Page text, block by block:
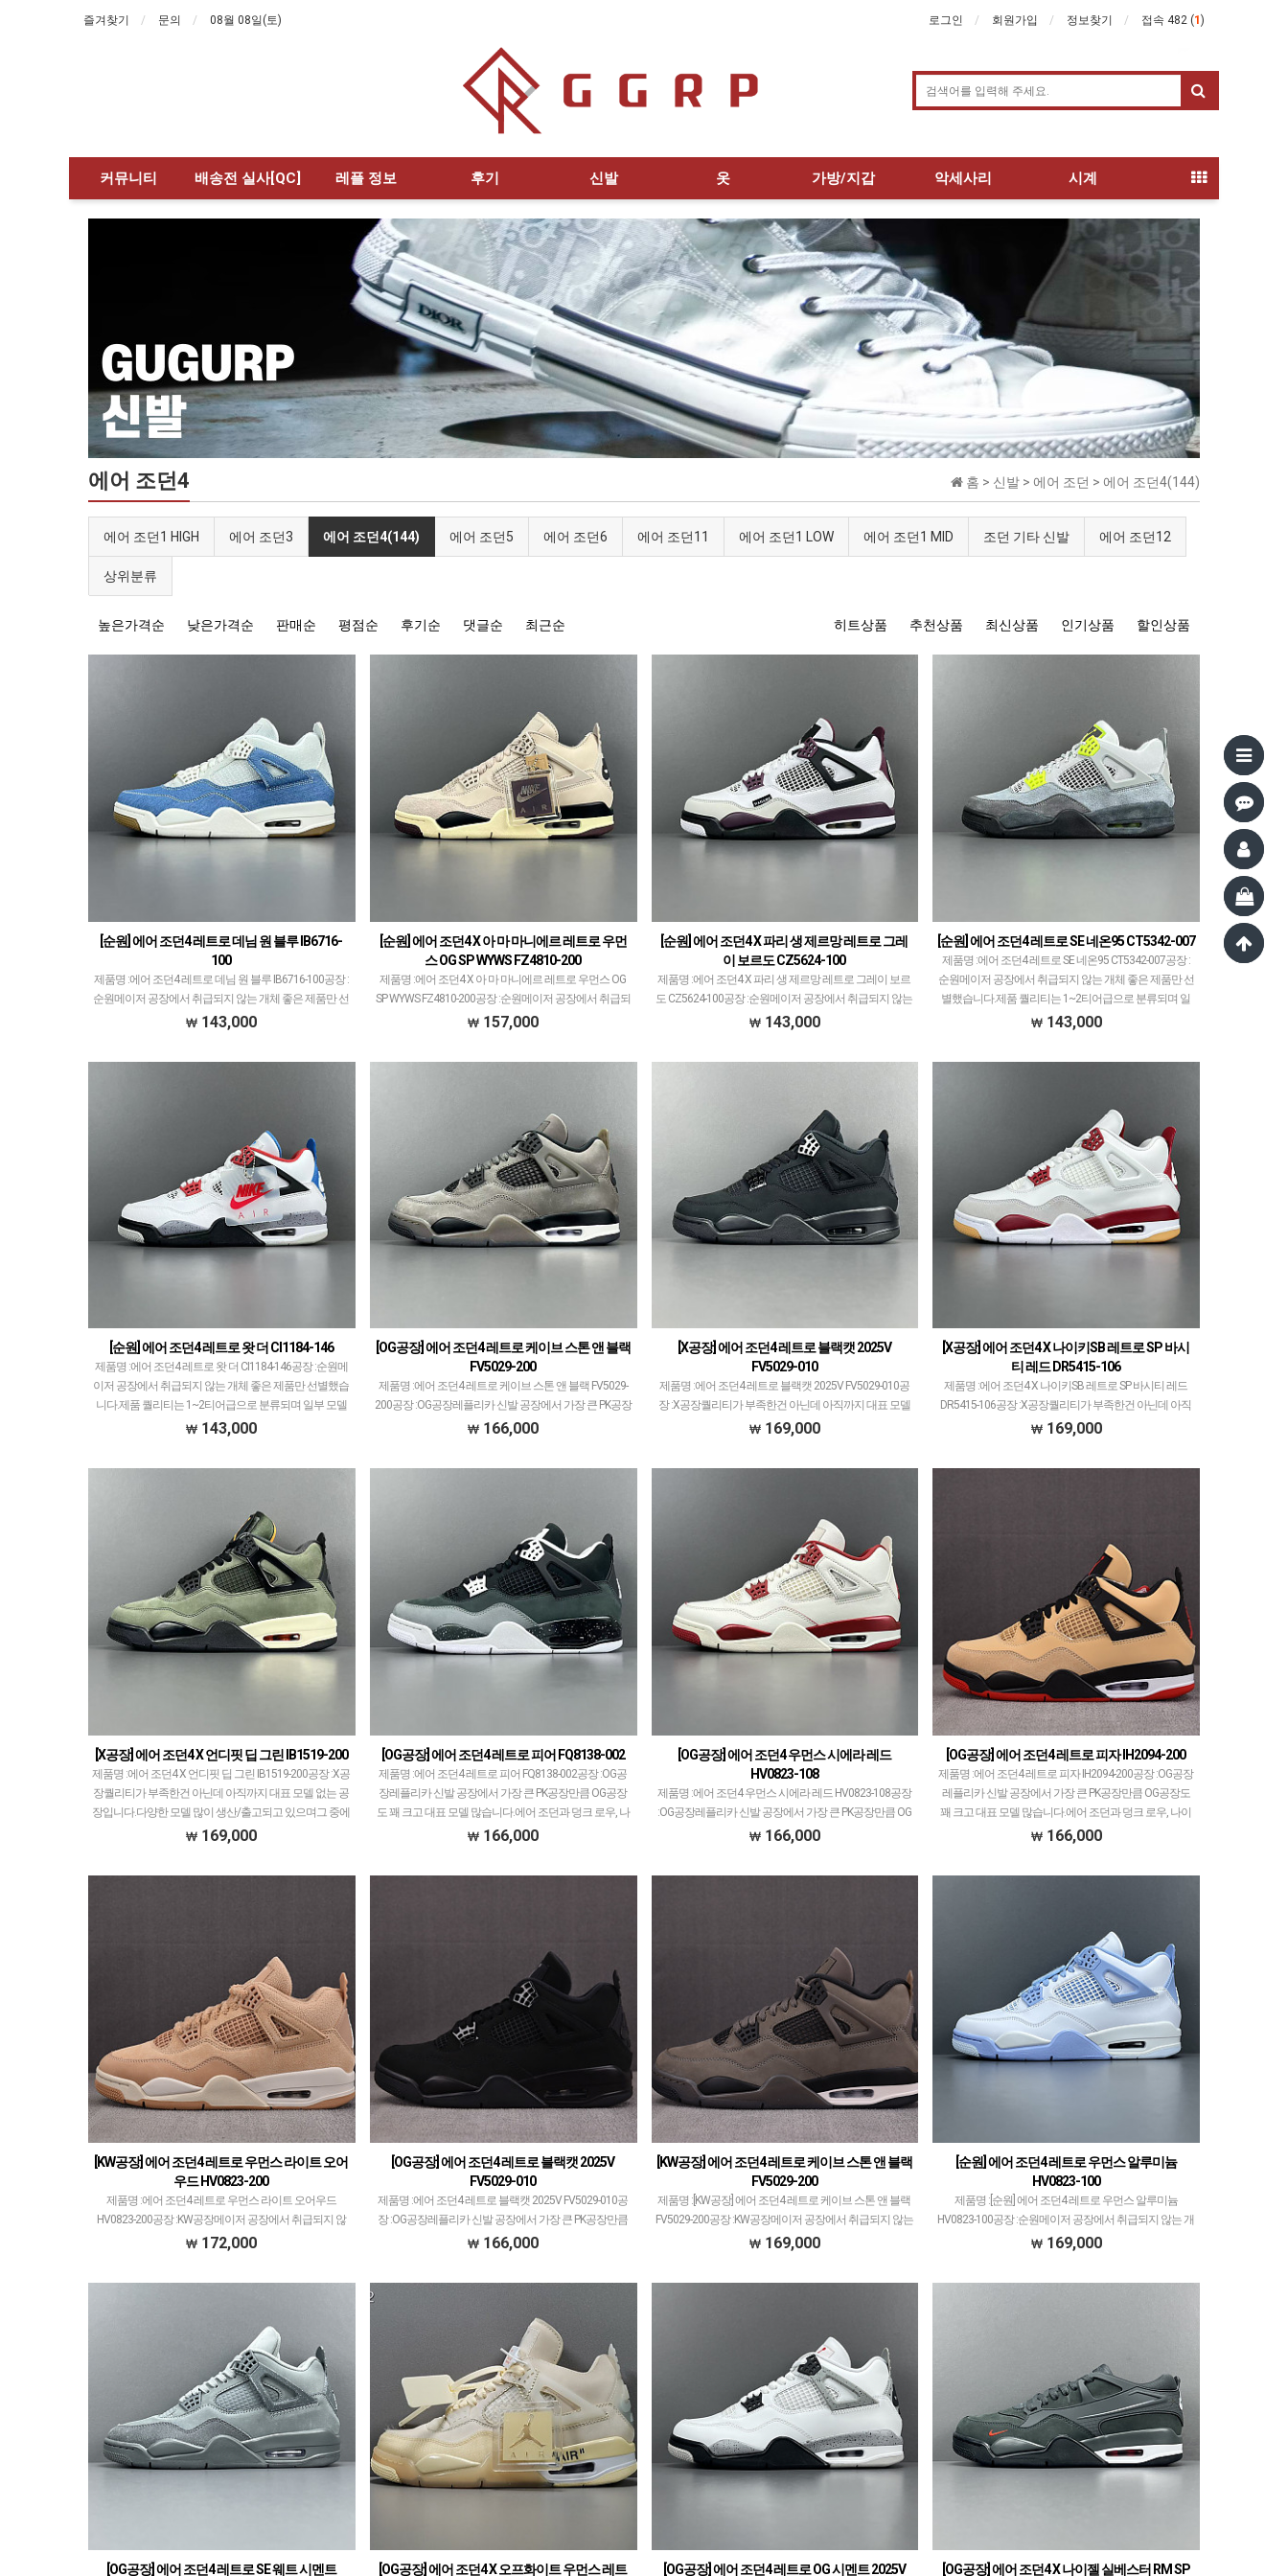
즐겨찾기 문의 08월 08일(토) 로그인 회원가입 정보찾기 접속 482 (1 )
커뮤니티 배송전 실사[QC] 레플 정보 후기 신발 옷 가방/지갑 악세사리 시계
홈 > 신발 > 에어 조던 > 에어 조던4(144)
에어 조던4
에어 조던1 HIGH 에어 조던3 에어 조던4(144) 에어 조던5 에어 조던6 에어 조던11 에어 조던1 LOW 에어 조던1 MID 조던 기타 신발 에어 조던12
상위분류
높은가격순 낮은가격순 판매순 평점순 후기순 댓글순 최근순 히트상품 추천상품 최신상품 인기상품 할인상품
[순원] 에어 조던4 레트로 데님 원 블루 IB6716-
100
제품명 :에어 조던4 레트로 데님 원 블루 IB6716-100공장 :
순원메이저 공장에서 취급되지 않는 개체 좋은 제품만 선
별했습니다.제품 퀄리티는 1~2티어급으로 분류되며 일
143,000
[순원] 에어 조던4 X 아 마 마니에르 레트로 우먼
스 OG SP WYWS FZ4810-200
제품명 :에어 조던4 X 아 마 마니에르 레트로 우먼스 OG
SP WYWS FZ4810-200공장 :순원메이저 공장에서 취급되
지 않는 개체 좋은 제품만 선별했습니다.제품 퀄리티는
157,000
[순원] 에어 조던4 X 파리 생 제르망 레트로 그레
이 보르도 CZ5624-100
제품명 :에어 조던4 X 파리 생 제르망 레트로 그레이 보르
도 CZ5624-100공장 :순원메이저 공장에서 취급되지 않는
개체 좋은 제품만 선별했습니다.제품 퀄리티는 1~2티어
143,000
[순원] 에어 조던4 레트로 SE 네온95 CT5342-007
제품명 :에어 조던4 레트로 SE 네온95 CT5342-007공장 :
순원메이저 공장에서 취급되지 않는 개체 좋은 제품만 선
별했습니다.제품 퀄리티는 1~2티어급으로 분류되며 일
부 모델은 메이저 공장보다 더 좋은 개체 …
143,000
[순원] 에어 조던4 레트로 왓 더 CI1184-146
제품명 :에어 조던4 레트로 왓 더 CI1184-146공장 :순원메
이저 공장에서 취급되지 않는 개체 좋은 제품만 선별했습
니다.제품 퀄리티는 1~2티어급으로 분류되며 일부 모델
은 메이저 공장보다 더 좋은 개체 출고될 …
143,000
[OG공장] 에어 조던4 레트로 케이브 스톤 앤 블랙
FV5029-200
제품명 :에어 조던4 레트로 케이브 스톤 앤 블랙 FV5029-
200공장 :OG공장레플리카 신발 공장에서 가장 큰 PK공장
만큼 OG공장도 꽤 크고 대표 모델 많습니다.에어 조던과
166,000
[X공장] 에어 조던4 레트로 블랙캣 2025V
FV5029-010
제품명 :에어 조던4 레트로 블랙캣 2025V FV5029-010공
장 :X공장퀄리티가 부족한건 아닌데 아직까지 대표 모델
없는 공장입니다.다양한 모델 많이 생산/출고되고 있으며
169,000
[X공장] 에어 조던4 X 나이키SB 레트로 SP 바시
티 레드 DR5415-106
제품명 :에어 조던4 X 나이키SB 레트로 SP 바시티 레드
DR5415-106공장 :X공장퀄리티가 부족한건 아닌데 아직
까지 대표 모델 없는 공장입니다.다양한 모델 많이 생산/
169,000
[X공장] 에어 조던4 X 언디핏 딥 그린 IB1519-200
제품명 :에어 조던4 X 언디핏 딥 그린 IB1519-200공장 :X공
장퀄리티가 부족한건 아닌데 아직까지 대표 모델 없는 공
장입니다.다양한 모델 많이 생산/출고되고 있으며그 중에
서 타 공장과 중복되는 모델은 제외했습…
169,000
[OG공장] 에어 조던4 레트로 피어 FQ8138-002
제품명 :에어 조던4 레트로 피어 FQ8138-002공장 :OG공
장레플리카 신발 공장에서 가장 큰 PK공장만큼 OG공장
도 꽤 크고 대표 모델 많습니다.에어 조던과 덩크 로우, 나
이키x오프화이트 콜라보 등등 고퀄리티로…
166,000
[OG공장] 에어 조던4 우먼스 시에라 레드
HV0823-108
제품명 :에어 조던4 우먼스 시에라 레드 HV0823-108공장
:OG공장레플리카 신발 공장에서 가장 큰 PK공장만큼 OG
공장도 꽤 크고 대표 모델 많습니다.에어 조던과 덩크 로
166,000
[OG공장] 에어 조던4 레트로 피자 IH2094-200
제품명 :에어 조던4 레트로 피자 IH2094-200공장 :OG공장
레플리카 신발 공장에서 가장 큰 PK공장만큼 OG공장도
꽤 크고 대표 모델 많습니다.에어 조던과 덩크 로우, 나이
키x오프화이트 콜라보 등등 고퀄리티로…
166,000
[KW공장] 에어 조던4 레트로 우먼스 라이트 오어
우드 HV0823-200
제품명 :에어 조던4 레트로 우먼스 라이트 오어우드
HV0823-200공장 :KW공장메이저 공장에서 취급되지 않
는 개체 좋은 제품만 선별했습니다.제품 퀄리티는 1~2티
172,000
[OG공장] 에어 조던4 레트로 블랙캣 2025V
FV5029-010
제품명 :에어 조던4 레트로 블랙캣 2025V FV5029-010공
장 :OG공장레플리카 신발 공장에서 가장 큰 PK공장만큼
OG공장도 꽤 크고 대표 모델 많습니다.에어 조던과 덩크
166,000
[KW공장] 에어 조던4 레트로 케이브 스톤 앤 블랙
FV5029-200
제품명 :[KW공장] 에어 조던4 레트로 케이브 스톤 앤 블랙
FV5029-200공장 :KW공장메이저 공장에서 취급되지 않는
개체 좋은 제품만 선별했습니다.제품 퀄리티는 1~2티어
169,000
[순원] 에어 조던4 레트로 우먼스 알루미늄
HV0823-100
제품명 :[순원] 에어 조던4 레트로 우먼스 알루미늄
HV0823-100공장 :순원메이저 공장에서 취급되지 않는 개
체 좋은 제품만 선별했습니다.제품 퀄리티는 1~2티어급
169,000
[OG공장] 에어 조던4 레트로 SE 웨트 시멘트 [OG공장] 에어 조던4 X 오프화이트 우먼스 레트 [OG공장] 에어 조던4 레트로 OG 시멘트 2025V [OG공장] 에어 조던4 X 나이젤 실베스터 RM SP